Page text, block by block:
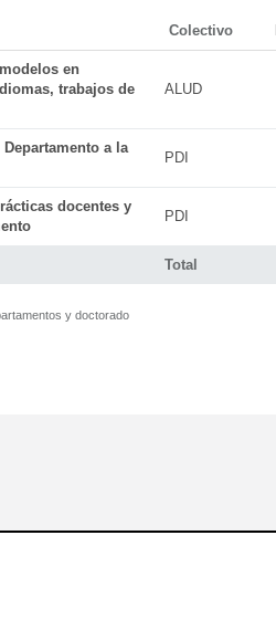
Colectivo
Total
en
trabajos de
ALUD
a la
PDI
docentes y
PDI
y doctorado